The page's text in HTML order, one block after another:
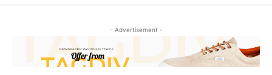
- Advertisement -